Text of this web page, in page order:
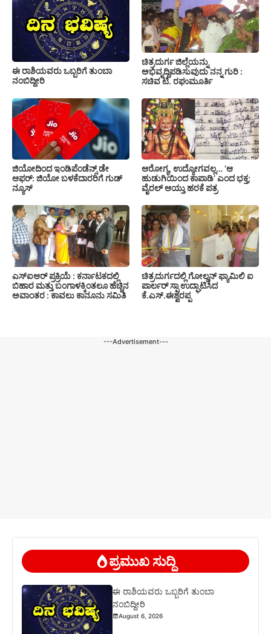
ಈ ರಾಶಿಯವರು ಒಬ್ಬರಿಗೆ ತುಂಬಾ
ನಂಬಿದ್ದೀರಿ
ಚಿತ್ರದುರ್ಗ ಜಿಲ್ಲೆಯನ್ನು
ಅಭಿವೃದ್ದಿಪಡಿಸುವುದು ನನ್ನ ಗುರಿ :
ಸಚಿವ ಟಿ. ರಘುಮೂರ್ತಿ
ಜಿಯೋದಿಂದ ಇಂಡಿಪೆಂಡೆನ್ಸ್ ಡೇ
ಆಫರ್: ಜಿಯೋ ಬಳಕೆದಾರರಿಗೆ ಗುಡ್
ನ್ಯೂಸ್
ಆರೋಗ್ಯ, ಉದ್ಯೋಗವಲ್ಲ… ‘ಆ
ಹುಡುಗಿಯಿಂದ ಕಾಪಾಡಿ’ ಎಂದ ಭಕ್ತ;
ವೈರಲ್ ಆಯ್ತು ಹರಕೆ ಪತ್ರ
ಎಸ್‍ಐಆರ್ ಪ್ರಕ್ರಿಯೆ : ಕರ್ನಾಟಕದಲ್ಲಿ
ಬಿಹಾರ ಮತ್ತು ಬಂಗಾಳಕ್ಕಿಂತಲೂ ಹೆಚ್ಚಿನ
ಅವಾಂತರ : ಕಾವಲು ಕಾನೂನು ಸಮಿತಿ
ಚಿತ್ರದುರ್ಗದಲ್ಲಿ ಗೋಲ್ಡನ್ ಫ್ಯಾಮಿಲಿ ಐ
ಪಾರ್ಲರ್ ಸ್ಪಾ ಉದ್ಘಾಟಿಸಿದ
ಕೆ.ಎಸ್.ಈಶ್ವರಪ್ಪ
---Advertisement---
ಪ್ರಮುಖ ಸುದ್ದಿ
ಈ ರಾಶಿಯವರು ಒಬ್ಬರಿಗೆ ತುಂಬಾ
ನಂಬಿದ್ದೀರಿ
August 6, 2026